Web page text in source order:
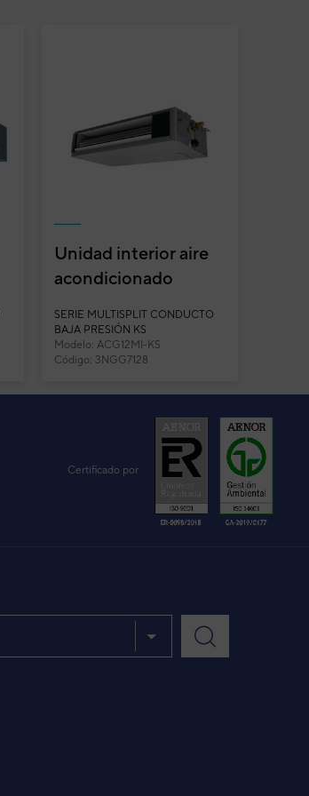
Unidad interior aire
acondicionado
mini General AC...
SERIE MULTISPLIT CONDUCTO
BAJA PRESIÓN KS
Modelo: ACG12MI-KS
Código: 3NGG7128
Certificado por